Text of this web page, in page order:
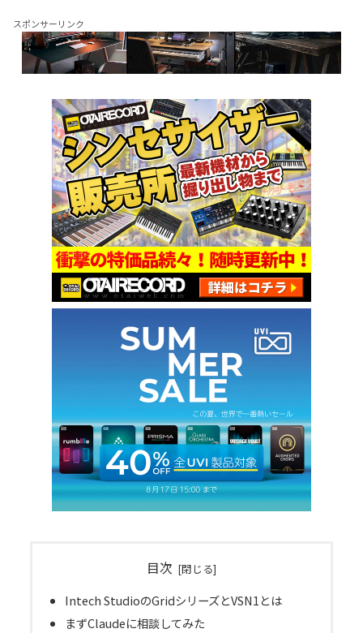
スポンサーリンク
目次
Intech StudioのGridシリーズとVSN1とは
まずClaudeに相談してみた